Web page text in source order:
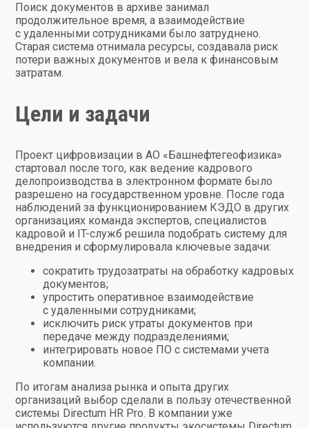
Поиск документов в архиве занимал
продолжительное время, а взаимодействие
с удаленными сотрудниками было затруднено.
Старая система отнимала ресурсы, создавала риск
потери важных документов и вела к финансовым
затратам.
Цели и задачи
Проект цифровизации в АО «Башнефтегеофизика»
стартовал после того, как ведение кадрового
делопроизводства в электронном формате было
разрешено на государственном уровне. После года
наблюдений за функционированием КЭДО в других
организациях команда экспертов, специалистов
кадровой и IT-служб решила подобрать систему для
внедрения и сформулировала ключевые задачи:
сократить трудозатраты на обработку кадровых
документов;
упростить оперативное взаимодействие
с удаленными сотрудниками;
исключить риск утраты документов при
передаче между подразделениями;
интегрировать новое ПО с системами учета
компании.
По итогам анализа рынка и опыта других
организаций выбор сделали в пользу отечественной
системы Directum HR Pro. В компании уже